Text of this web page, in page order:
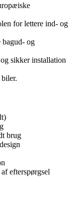
for lettere ind- og
bagud- og
sikker installation
brug
efterspørgsel